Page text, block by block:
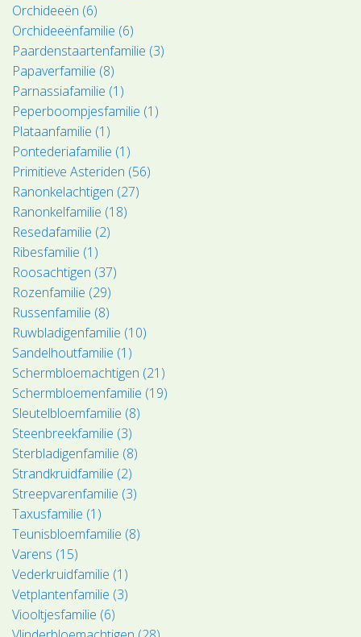
Orchideeën (6)
Orchideeënfamilie (6)
Paardenstaartenfamilie (3)
Papaverfamilie (8)
Parnassiafamilie (1)
Peperboompjesfamilie (1)
Plataanfamilie (1)
Pontederiafamilie (1)
Primitieve Asteriden (56)
Ranonkelachtigen (27)
Ranonkelfamilie (18)
Resedafamilie (2)
Ribesfamilie (1)
Roosachtigen (37)
Rozenfamilie (29)
Russenfamilie (8)
Ruwbladigenfamilie (10)
Sandelhoutfamilie (1)
Schermbloemachtigen (21)
Schermbloemenfamilie (19)
Sleutelbloemfamilie (8)
Steenbreekfamilie (3)
Sterbladigenfamilie (8)
Strandkruidfamilie (2)
Streepvarenfamilie (3)
Taxusfamilie (1)
Teunisbloemfamilie (8)
Varens (15)
Vederkruidfamilie (1)
Vetplantenfamilie (3)
Viooltjesfamilie (6)